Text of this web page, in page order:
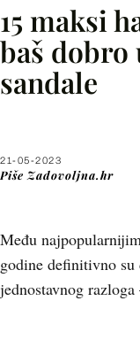
15 maksi
baš dobro
sandale
21-05-2023
Piše Zadovoljna.hr
Među
godine definitivno
jednostavnog